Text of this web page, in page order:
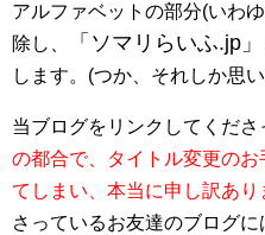
アルファベットの部分(いわ
除し、
「ソマリらいふ.jp」
します。(つか、それしか思
当ブログをリンクしてくださ
の都合で、タイトル変更の
てしまい、本当に申し訳あり
さっているお友達のブログ